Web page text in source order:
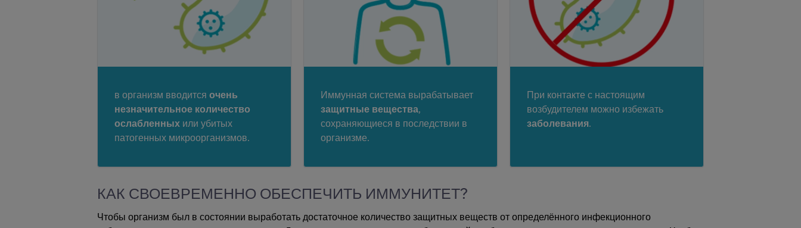
в организм вводится очень
незначительное количество
ослабленныхили убитых
патогенных микроорганизмов.
Иммунная система вырабатывает
защитные вещества,
сохраняющиеся в последствии в
организме.
При контакте с настоящим
возбудителем можно избежать
заболевания.
КАК СВОЕВРЕМЕННО ОБЕСПЕЧИТЬ ИММУНИТЕТ?
Чтобы организм был в состоянии выработать достаточное количество защитных веществ от определённого инфекционного